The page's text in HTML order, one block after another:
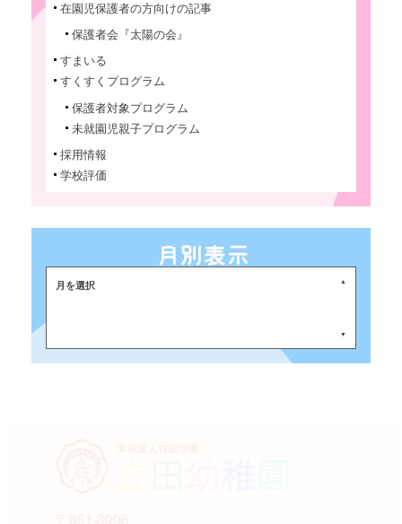
在園児保護者の方向けの記事
保護者会『太陽の会』
すまいる
すくすくプログラム
保護者対象プログラム
未就園児親子プログラム
採用情報
学校評価
月を選択